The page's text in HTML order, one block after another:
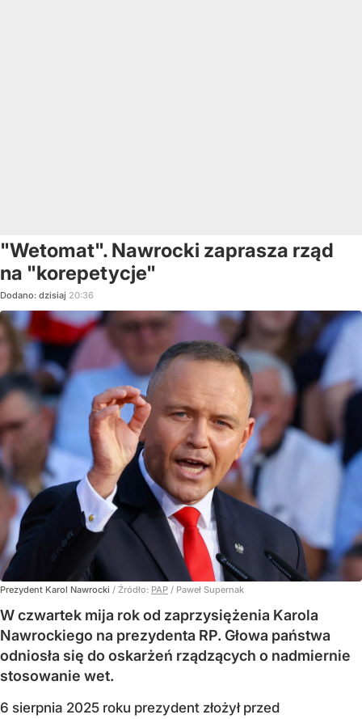
"Wetomat". Nawrocki zaprasza rząd
na "korepetycje"
Dodano: dzisiaj 20:36
Prezydent Karol Nawrocki / Źródło: PAP / Paweł Supernak
W czwartek mija rok od zaprzysiężenia Karola
Nawrockiego na prezydenta RP. Głowa państwa
odniosła się do oskarżeń rządzących o nadmiernie
stosowanie wet.
6 sierpnia 2025 roku prezydent złożył przed